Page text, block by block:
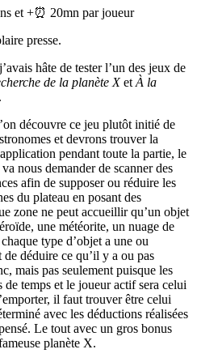
et +⏰ 20mn par joueur
presse.
hâte de tester l’un des jeux de
de la planète Xet À la
.
découvre ce jeu plutôt initié de
et devrons trouver la
pendant toute la partie, le
nous demander de scanner des
afin de supposer ou réduire les
du plateau en posant des
zone ne peut accueillir qu’un objet
une météorite, un nuage de
type d’objet a une ou
déduire ce qu’il y a ou pas
mais pas seulement puisque les
temps et le joueur actif sera celui
il faut trouver être celui
avec les déductions réalisées
Le tout avec un gros bonus
planète X.